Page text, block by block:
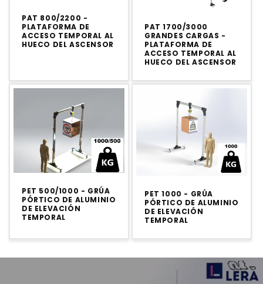
PAT 800/2200 -
PLATAFORMA DE
ACCESO TEMPORAL AL
HUECO DEL ASCENSOR
PAT 1700/3000
GRANDES CARGAS -
PLATAFORMA DE
ACCESO TEMPORAL AL
HUECO DEL ASCENSOR
PET 500/1000 - GRÚA
PÓRTICO DE ALUMINIO
DE ELEVACIÓN
TEMPORAL
PET 1000 - GRÚA
PÓRTICO DE ALUMINIO
DE ELEVACIÓN
TEMPORAL